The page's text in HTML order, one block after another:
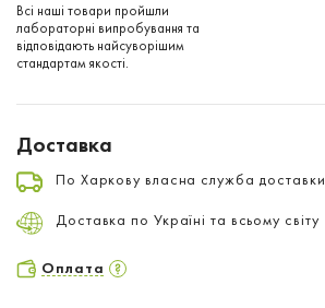
Всі наші товари пройшли
лабораторні випробування та
відповідають найсуворішим
стандартам якості.
Доставка
По Харкову власна служба доставки
Доставка по Україні та всьому світу
Оплата